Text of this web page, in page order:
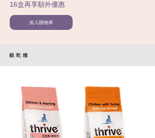
16盒再享額外優惠
加入購物車
貓乾糧